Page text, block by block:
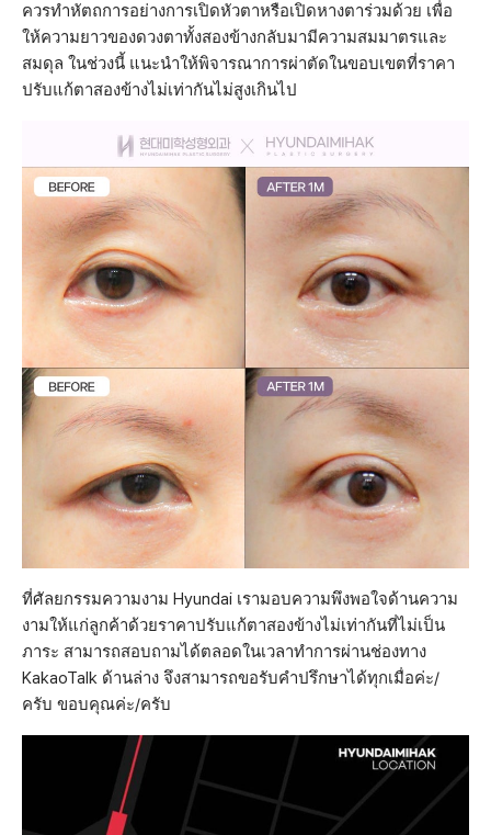
ควรทำหัตถการอย่างการเปิดหัวตาหรือเปิดหางตาร่วมด้วย เพื่อ
ให้ความยาวของดวงตาทั้งสองข้างกลับมามีความสมมาตรและ
สมดุล ในช่วงนี้ แนะนำให้พิจารณาการผ่าตัดในขอบเขตที่ราคา
ปรับแก้ตาสองข้างไม่เท่ากันไม่สูงเกินไป
ที่ศัลยกรรมความงาม Hyundai เรามอบความพึงพอใจด้านความ
งามให้แก่ลูกค้าด้วยราคาปรับแก้ตาสองข้างไม่เท่ากันที่ไม่เป็น
ภาระ สามารถสอบถามได้ตลอดในเวลาทำการผ่านช่องทาง
KakaoTalk ด้านล่าง จึงสามารถขอรับคำปรึกษาได้ทุกเมื่อค่ะ/
ครับ ขอบคุณค่ะ/ครับ